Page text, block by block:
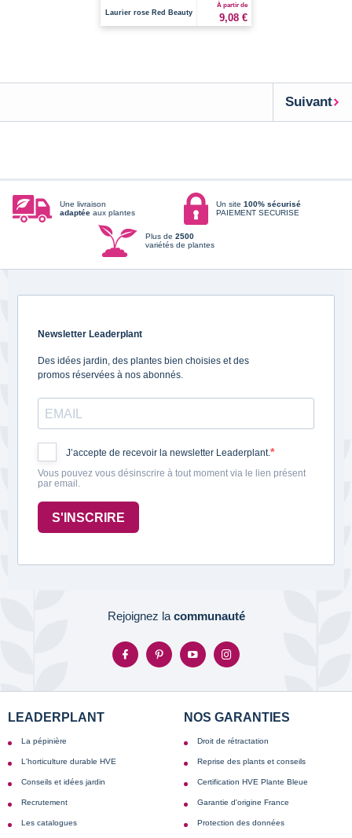
Laurier rose Red Beauty
À partir de
9,08 €
Suivant
Une livraison
adaptée aux plantes
Un site 100% sécurisé
PAIEMENT SECURISE
Plus de 2500
variétés de plantes
Newsletter Leaderplant
Des idées jardin, des plantes bien choisies et des
promos réservées à nos abonnés.
J’accepte de recevoir la newsletter Leaderplant.
Vous pouvez vous désinscrire à tout moment via le lien présent
par email.
S'INSCRIRE
Rejoignez la communauté
LEADERPLANT
La pépinière
L'horticulture durable HVE
Conseils et idées jardin
Recrutement
Les catalogues
NOS GARANTIES
Droit de rétractation
Reprise des plants et conseils
Certification HVE Plante Bleue
Garantie d'origine France
Protection des données